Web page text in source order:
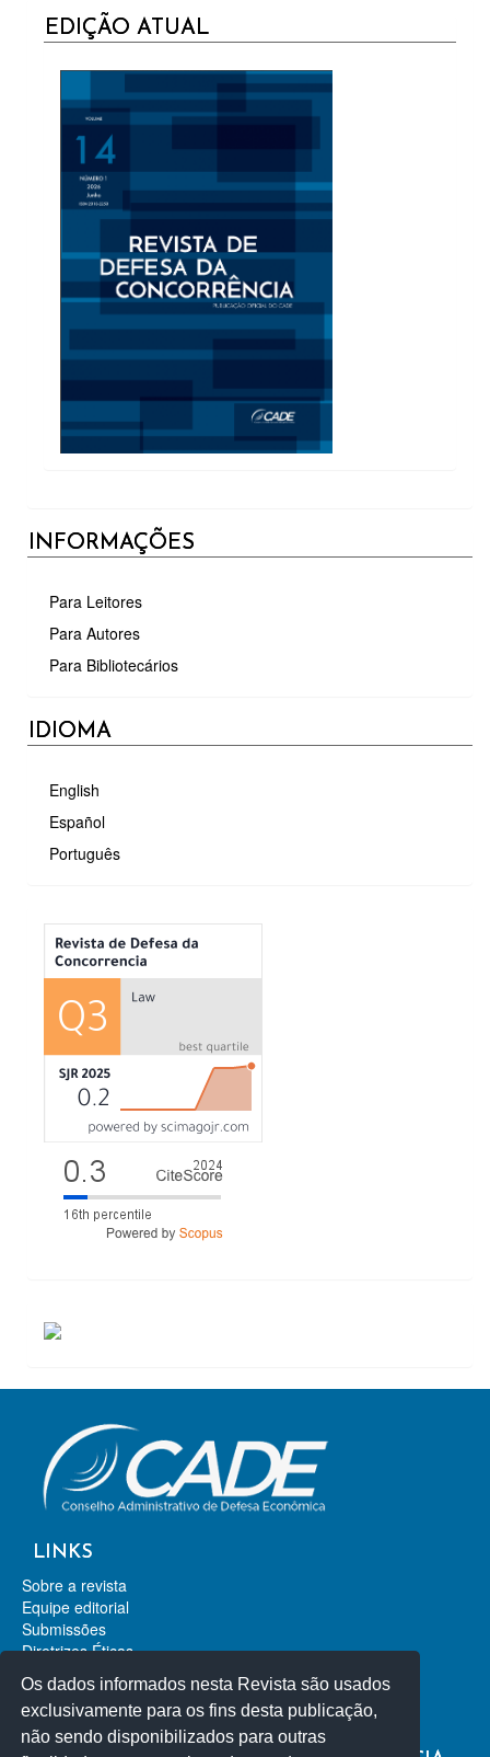
Os dados informados nesta Revista são usados
exclusivamente para os fins desta publicação,
não sendo disponibilizados para outras
CURRENT
EDIÇÃO ATUAL
INFORMAÇÕES
Para Leitores
Para Autores
Para Bibliotecários
IDIOMA
English
Español
Português
MÉTRICAS
ACESSOS
LINKS
Sobre a revista
Equipe editorial
Submissões
Diretrizes Éticas
Contato
Revista de Direito da Concorrência
Revista de Direito Econômico